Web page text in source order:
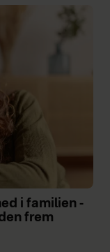
i familien -
frem